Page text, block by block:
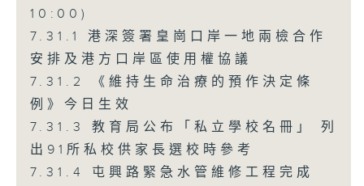
10:00)
7.31.1 港深簽署皇崗口岸一地兩檢合作
安排及港方口岸區使用權協議
7.31.2 《維持生命治療的預作決定條
例》今日生效
7.31.3 教育局公布「私立學校名冊」 列
出91所私校供家長選校時參考
7.31.4 屯興路緊急水管維修工程完成